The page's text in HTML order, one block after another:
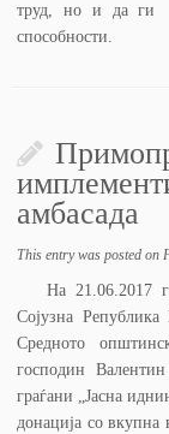
труд, но и да ги
способности.
амбасада
This entry was posted on
На 21.06.2017 г-
Сојузна
Средното
господин
граѓани „Јасна
донација со